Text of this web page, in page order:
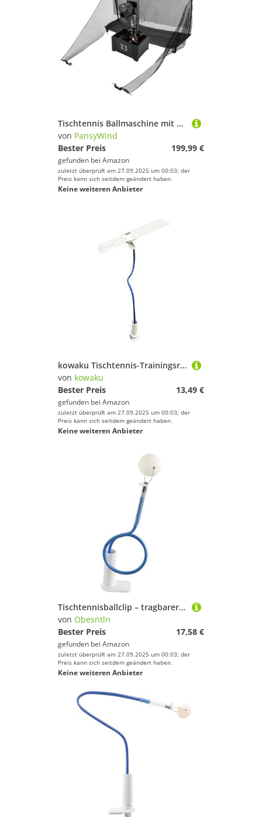
Tischtennis Ballmaschine mit 10 Modi Programmierbare Ballwurfmaschine 100 ABS-Bälle 2.4G Fernbedienung für Profis & Vereine
von PansyWind
Bester Preis
199,99 €
gefunden bei Amazon
zuletzt überprüft am 27.09.2025 um 00:03; der
Preis kann sich seitdem geändert haben.
Keine weiteren Anbieter
kowaku Tischtennis-Trainingsroboter mit anpassbarem Ballhalter - Profi-Übungsmaschine für Balltraining
von kowaku
Bester Preis
13,49 €
gefunden bei Amazon
zuletzt überprüft am 27.09.2025 um 00:03; der
Preis kann sich seitdem geändert haben.
Keine weiteren Anbieter
Tischtennisballclip – tragbarer Trainingsroboter, Ballhalter | Professionelles Gerät mit schneller Rückkehr für Praxis, Heimgymnastik, Büro im Büro
von Obesntln
Bester Preis
17,58 €
gefunden bei Amazon
zuletzt überprüft am 27.09.2025 um 00:03; der
Preis kann sich seitdem geändert haben.
Keine weiteren Anbieter